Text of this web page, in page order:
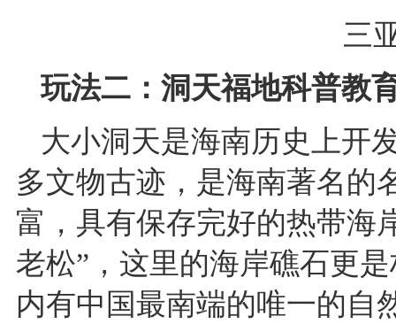
三
玩法二：洞天福地科普教
大小洞天是海南历史上开
多文物古迹，是海南著名的
富，具有保存完好的热带海
老松”，这里的海岸礁石更
内有中国最南端的唯一的自